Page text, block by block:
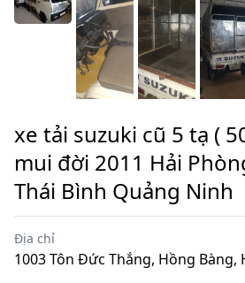
xe tải suzuki cũ 5 tạ (
mui đời 2011 Hải
Thái Bình Quảng Ninh
Địa chỉ
1003 Tôn Đức Thắng, Hồng Bàng,